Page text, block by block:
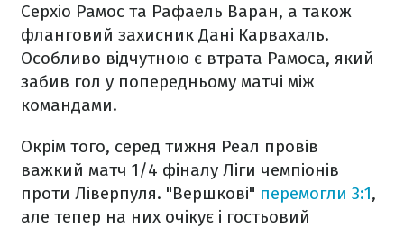
Серхіо Рамос та Рафаель Варан, а також
фланговий захисник Дані Карвахаль.
Особливо відчутною є втрата Рамоса, який
забив гол у попередньому матчі між
командами.
Окрім того, серед тижня Реал провів
важкий матч 1/4 фіналу Ліги чемпіонів
проти Ліверпуля. "Вершкові" перемогли 3:1,
але тепер на них очікує і гостьовий